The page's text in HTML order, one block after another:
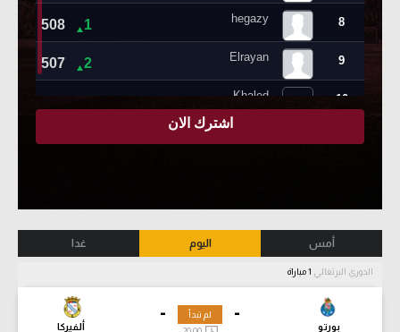
أمس اليوم غدا
الدوري البرتغالي
-
بورتو
-
ألفيركا
لم تبدأ